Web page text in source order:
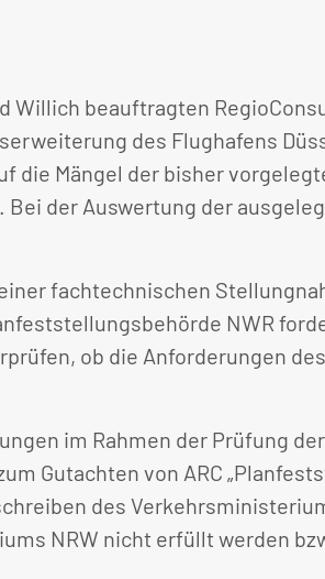
Willich beauftragten
des Flughafens
die Mängel der bisher
der Auswertung der
fachtechnischen
NWR
ob die Anforderungen
im Rahmen der Prüfung
Gutachten von ARC
des
NRW nicht erfüllt werden